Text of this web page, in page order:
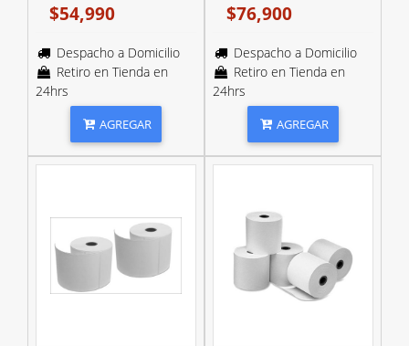
$54,990
Despacho a Domicilio
Retiro en Tienda en
24hrs
AGREGAR
$76,900
Despacho a Domicilio
Retiro en Tienda en
24hrs
AGREGAR